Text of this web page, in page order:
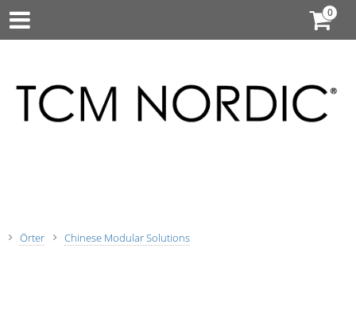
Örter Chinese Modular Solutions